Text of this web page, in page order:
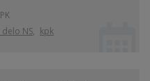
NS, kpk